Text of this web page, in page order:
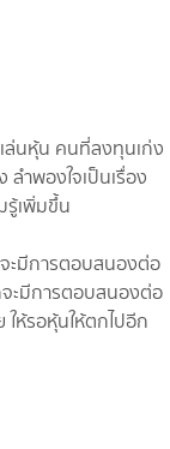
ล่นหุ้น คนที่ลงทุนเก่ง
ำพองใจเป็นเรื่อง
รู้เพิ่มขึ้น
ะมีการตอบสนองต่อ
จะมีการตอบสนองต่อ
ห้รอหุ้นให้ตกไปอีก